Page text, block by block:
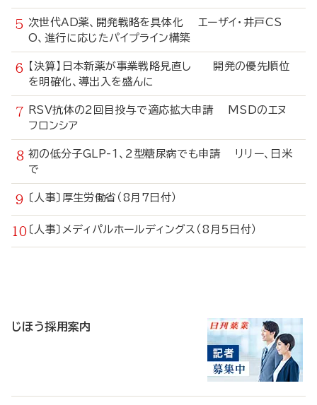
次世代AD薬、開発戦略を具体化 エーザイ・井戸CS
O、進行に応じたパイプライン構築
【決算】日本新薬が事業戦略見直し 開発の優先順位
を明確化、導出入を盛んに
RSV抗体の2回目投与で適応拡大申請 MSDのエヌ
フロンシア
初の低分子GLP-1、2型糖尿病でも申請 リリー、日米
で
〔人事〕厚生労働省（8月7日付）
〔人事〕メディパルホールディングス（8月5日付）
じほう採用案内